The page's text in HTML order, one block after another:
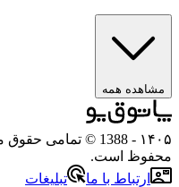
مشاهده همه
۱۴۰۵
- 1388 © تمامی
محفوظ است.
ارتباط با ما
تبلیغات